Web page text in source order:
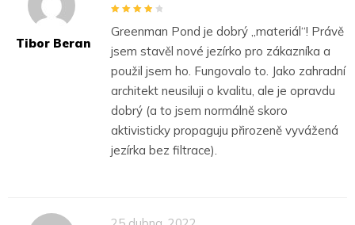
Tibor Beran
Greenman Pond je dobrý „materiál“! Právě
jsem stavěl nové jezírko pro zákazníka a
použil jsem ho. Fungovalo to. Jako zahradní
architekt neusiluji o kvalitu, ale je opravdu
dobrý (a to jsem normálně skoro
aktivisticky propaguju přirozeně vyvážená
jezírka bez filtrace).